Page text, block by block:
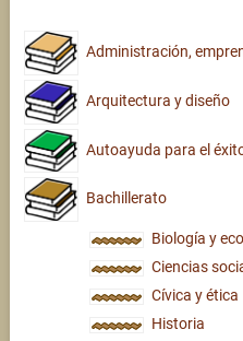
Administración,
Arquitectura y diseño
Autoayuda para el
Bachillerato
Biología y
Ciencias
Cívica y ética
Historia